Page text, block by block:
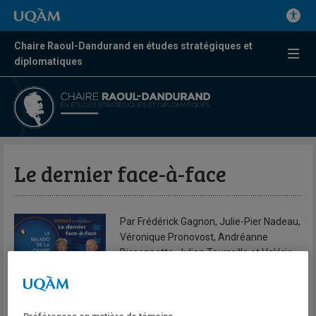
Chaire Raoul-Dandurand en études stratégiques et
diplomatiques
Le dernier face-à-face
Par Frédérick Gagnon, Julie-Pier Nadeau,
Véronique Pronovost, Andréanne
Bissonnette, Julien Tourreille et Valérie
Le Balado de la Chaire